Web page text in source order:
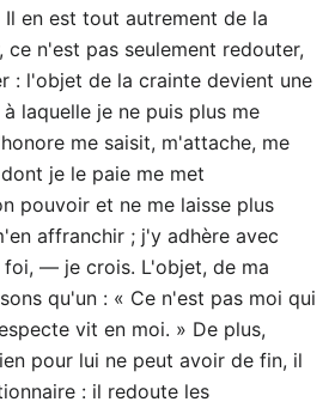
en est tout autrement de la
ce n'est pas seulement redouter,
: l'objet de la crainte devient une
laquelle je ne puis plus me
me saisit, m'attache, me
je le paie me met
pouvoir et ne me laisse plus
affranchir ; j'y adhère avec
— je crois. L'objet, de ma
qu'un : « Ce n'est pas moi qui
vit en moi. » De plus,
pour lui ne peut avoir de fin, il
: il redoute les